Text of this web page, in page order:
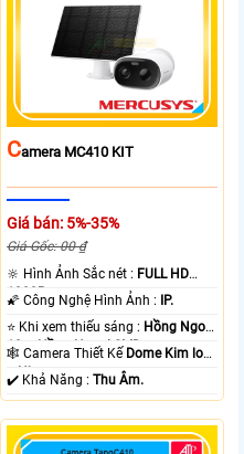
CAmera MC410 KIT
Giá bán: 5%-35%
Giá Gốc: 00 ₫
🔆 Hình Ảnh Sắc nét : FULL HD
1080P .
🌠 Công Nghệ Hình Ảnh : IP.
⭐ Khi xem thiếu sáng : Hồng Ngoại
10m Hồng Ngoại SMD.
🕸️ Camera Thiết Kế Dome Kim loại
+ Nhựa.
️✔️ Khả Năng :Thu Âm.